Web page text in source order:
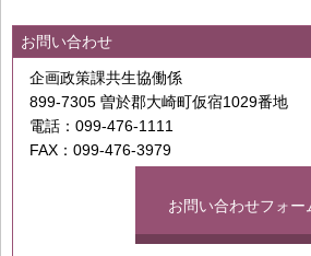
お問い合わせ
企画政策課共生協働係
899-7305 曽於郡大崎町仮宿1029番地
電話：099-476-1111
FAX：099-476-3979
お問い合わせフォー